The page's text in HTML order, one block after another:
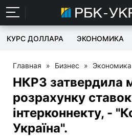
КУРС ДОЛЛАРА ЭКОНОМИКА
Главная » Бизнес » Экономика
НКРЗ затвердила
розрахунку ставок
інтерконнекту, -
Україна".